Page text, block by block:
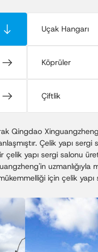
Uçak Hangarı
Köprüler
Çiftlik
Qingdao
Çelik yapı sergi
çelik yapı sergi salonu
için çelik